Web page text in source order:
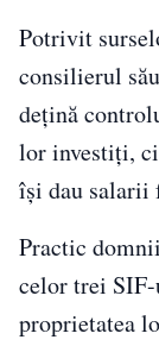
Potrivit
consilierul
dețină
lor investiți,
își dau salarii
Practic
celor trei
proprietatea